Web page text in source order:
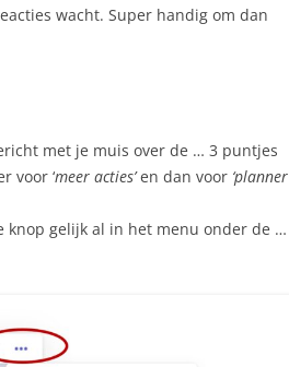
wacht. Super handig om dan
met je muis over de … 3 puntjes
voor ‘meer acties’en dan voor ‘planner
knop gelijk al in het menu onder de …